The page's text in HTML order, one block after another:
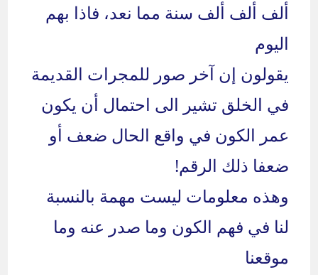
ألف ألف ألف سنة مما نعد، فاذا بهم
اليوم
يقولون إن آخر صور للمجرات القديمة
في الخلق تشير الى احتمال أن يكون
عمر الكون في واقع الحال ضعف أو
ضعفا ذلك الرقم!
وهذه معلومات ليست مهمة بالنسبة
لنا في فهم الكون وما صدر عنه وما
موقعنا